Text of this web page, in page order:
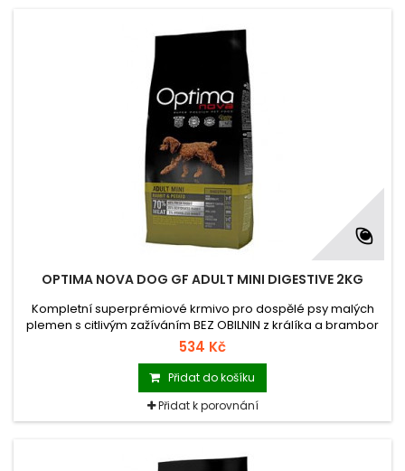
OPTIMA NOVA DOG GF ADULT MINI DIGESTIVE 2KG
Kompletní superprémiové krmivo pro dospělé psy malých
plemen s citlivým zažíváním BEZ OBILNIN z králíka a brambor
534 Kč
Přidat do košíku
Přidat k porovnání